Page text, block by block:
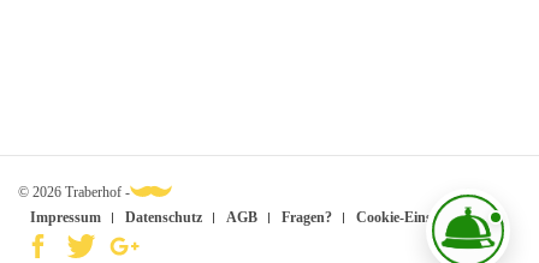
© 2026 Traberhof -
Impressum
Datenschutz AGB Fragen? Cookie-Einstellungen